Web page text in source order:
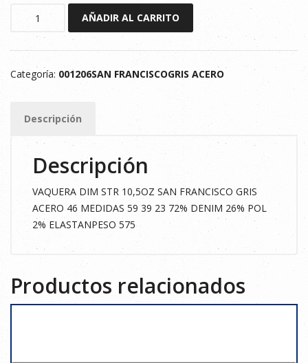
10,5OZ
GRIS
ACERO
cantidad
AÑADIR AL CARRITO
Categoría: 001206SAN FRANCISCOGRIS ACERO
Descripción
Descripción
VAQUERA DIM STR 10,5OZ SAN FRANCISCO GRIS
ACERO 46 MEDIDAS 59 39 23 72% DENIM 26% POL
2% ELASTANPESO 575
Productos relacionados